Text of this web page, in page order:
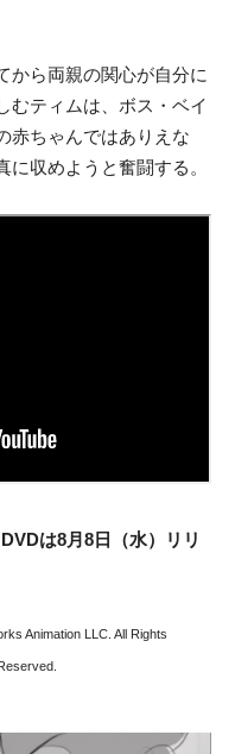
から両親の関心が自分に
むティムは、ボス・ベイ
赤ちゃんではありえな
収めようと奮闘する。
は8月8日（水）リリ
Animation LLC. All Rights